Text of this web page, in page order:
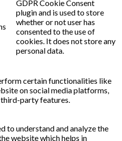
GDPR Cookie Consent
plugin and is used to store
whether or not user has
consented to the use of
cookies. It does not store any
personal data.
certain functionalities like
on social media platforms,
party features.
to understand and analyze the
website which helps in